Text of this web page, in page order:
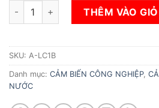
CẢM BIẾN RÒ RỈ NƯỚC, DÂY PHÁT
THÊM VÀO
SKU: A-LC1B
Danh mục: CẢM BIẾN CÔNG NGHIỆP,
NƯỚC